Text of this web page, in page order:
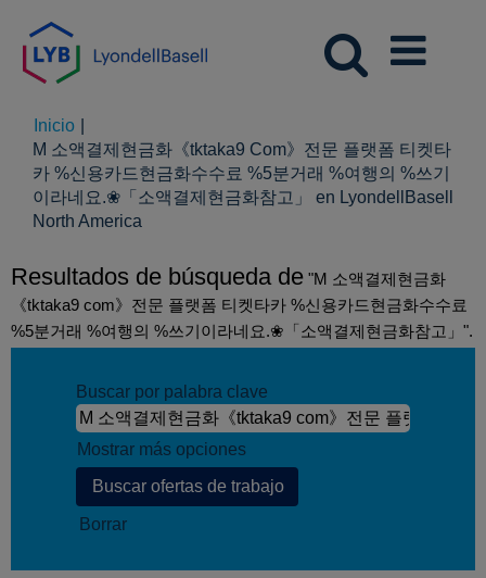
Inicio
M 소액결제현금화《tktaka9 Com》전문 플랫폼 티켓타
카 %신용카드현금화수수료 %5분거래 %여행의 %쓰기
이라네요.❀「소액결제현금화참고」 en LyondellBasell
North America
Resultados de búsqueda de "M 소액결제현금화
《tktaka9 com》전문 플랫폼 티켓타카 %신용카드현금화수수료
%5분거래 %여행의 %쓰기이라네요.❀「소액결제현금화참고」".
Buscar por palabra clave
Mostrar más opciones
Borrar